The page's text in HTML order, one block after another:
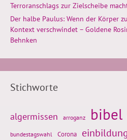
Terroranschlags zur Zielscheibe
Der halbe Paulus: Wenn der Körper
Kontext verschwindet – Goldene
Behnken
Stichworte
algermissen arroganz bibel
bundestagswahl Corona